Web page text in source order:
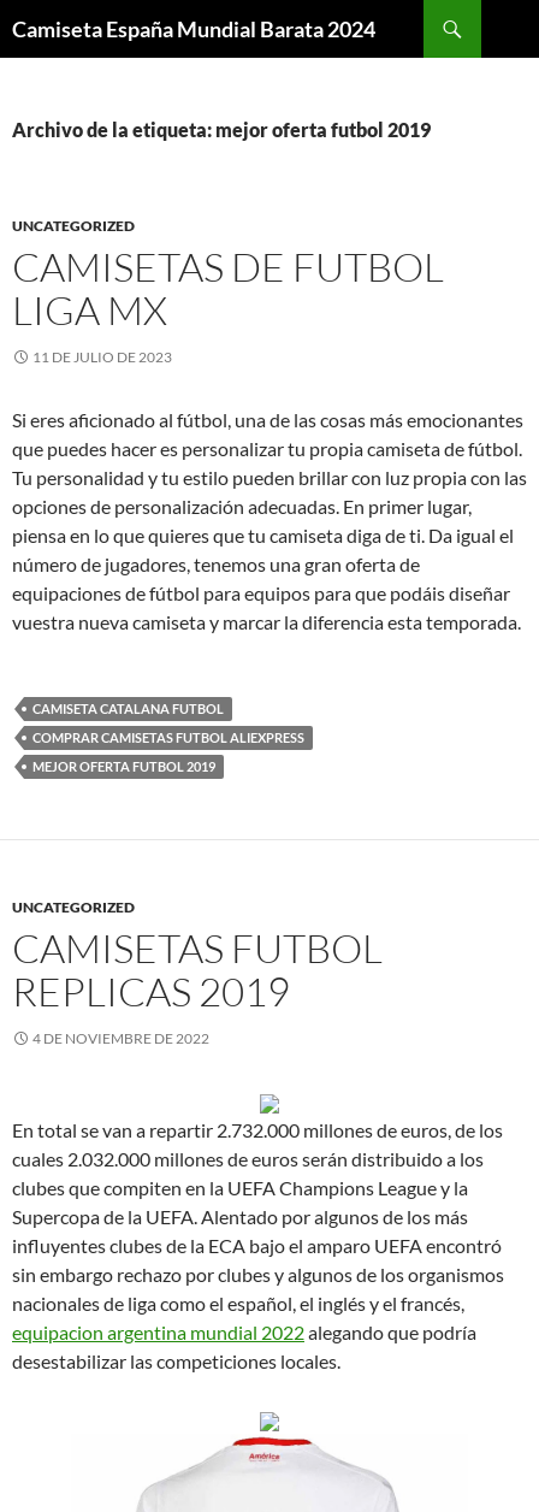
Camiseta España Mundial Barata 2024
Archivo de la etiqueta: mejor oferta futbol 2019
UNCATEGORIZED
CAMISETAS DE FUTBOL
LIGA MX
11 DE JULIO DE 2023
Si eres aficionado al fútbol, una de las cosas más emocionantes
que puedes hacer es personalizar tu propia camiseta de fútbol.
Tu personalidad y tu estilo pueden brillar con luz propia con las
opciones de personalización adecuadas. En primer lugar,
piensa en lo que quieres que tu camiseta diga de ti. Da igual el
número de jugadores, tenemos una gran oferta de
equipaciones de fútbol para equipos para que podáis diseñar
vuestra nueva camiseta y marcar la diferencia esta temporada.
CAMISETA CATALANA FUTBOL
COMPRAR CAMISETAS FUTBOL ALIEXPRESS
MEJOR OFERTA FUTBOL 2019
UNCATEGORIZED
CAMISETAS FUTBOL
REPLICAS 2019
4 DE NOVIEMBRE DE 2022
En total se van a repartir 2.732.000 millones de euros, de los
cuales 2.032.000 millones de euros serán distribuido a los
clubes que compiten en la UEFA Champions League y la
Supercopa de la UEFA. Alentado por algunos de los más
influyentes clubes de la ECA bajo el amparo UEFA encontró
sin embargo rechazo por clubes y algunos de los organismos
nacionales de liga como el español, el inglés y el francés,
equipacion argentina mundial 2022alegando que podría
desestabilizar las competiciones locales.